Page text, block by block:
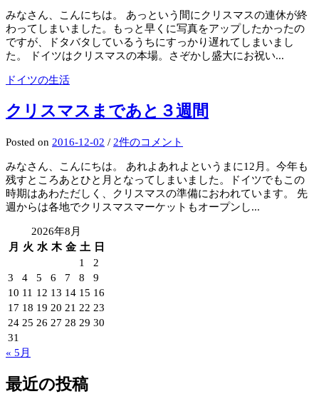
みなさん、こんにちは。 あっという間にクリスマスの連休が終
わってしまいました。もっと早くに写真をアップしたかったの
ですが、ドタバタしているうちにすっかり遅れてしまいまし
た。 ドイツはクリスマスの本場。さぞかし盛大にお祝い...
ドイツの生活
クリスマスまであと３週間
Posted on 2016-12-02 / 2件のコメント
みなさん、こんにちは。 あれよあれよというまに12月。今年も
残すところあとひと月となってしまいました。ドイツでもこの
時期はあわただしく、クリスマスの準備におわれています。 先
週からは各地でクリスマスマーケットもオープンし...
2026年8月
月
火 水 木 金 土
日
1
2
3
4 5 6 7 8
9
10 11 12 13 14 15 16
17 18 19 20 21 22 23
24 25 26 27 28 29 30
31
« 5月
最近の投稿